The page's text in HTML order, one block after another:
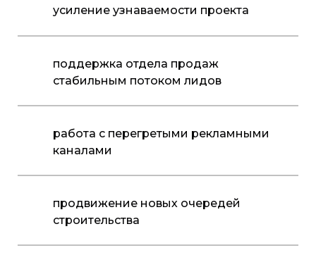
усиление узнаваемости проекта
поддержка отдела продаж
стабильным потоком лидов
работа с перегретыми рекламными
каналами
продвижение новых очередей
строительства